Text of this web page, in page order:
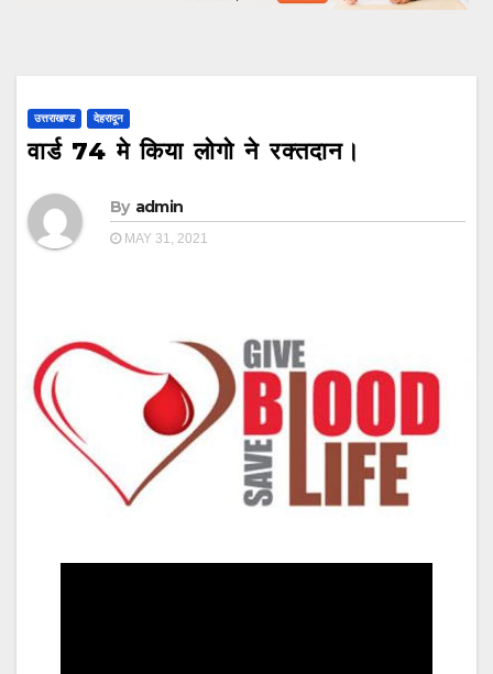
उत्तराखण्ड देहरादून
वार्ड 74 मे किया लोगो ने रक्तदान।
By admin
MAY 31, 2021